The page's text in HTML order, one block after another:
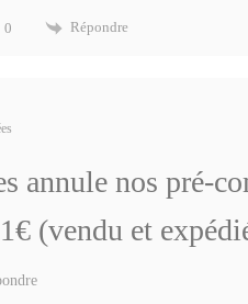
0 Répondre
annule nos pré-
(vendu et